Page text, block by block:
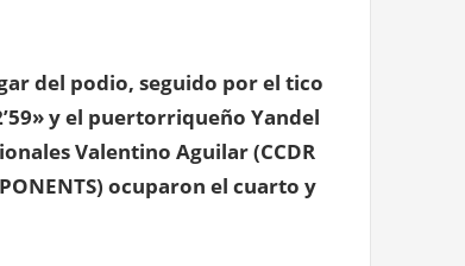
del podio, seguido por el tico
y el puertorriqueño Yandel
Valentino Aguilar (CCDR
ocuparon el cuarto y